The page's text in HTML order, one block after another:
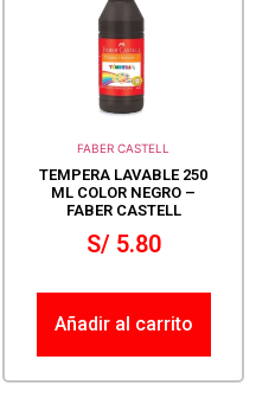
FABER CASTELL
TEMPERA LAVABLE 250
ML COLOR NEGRO –
FABER CASTELL
S/5.80
Añadir al carrito